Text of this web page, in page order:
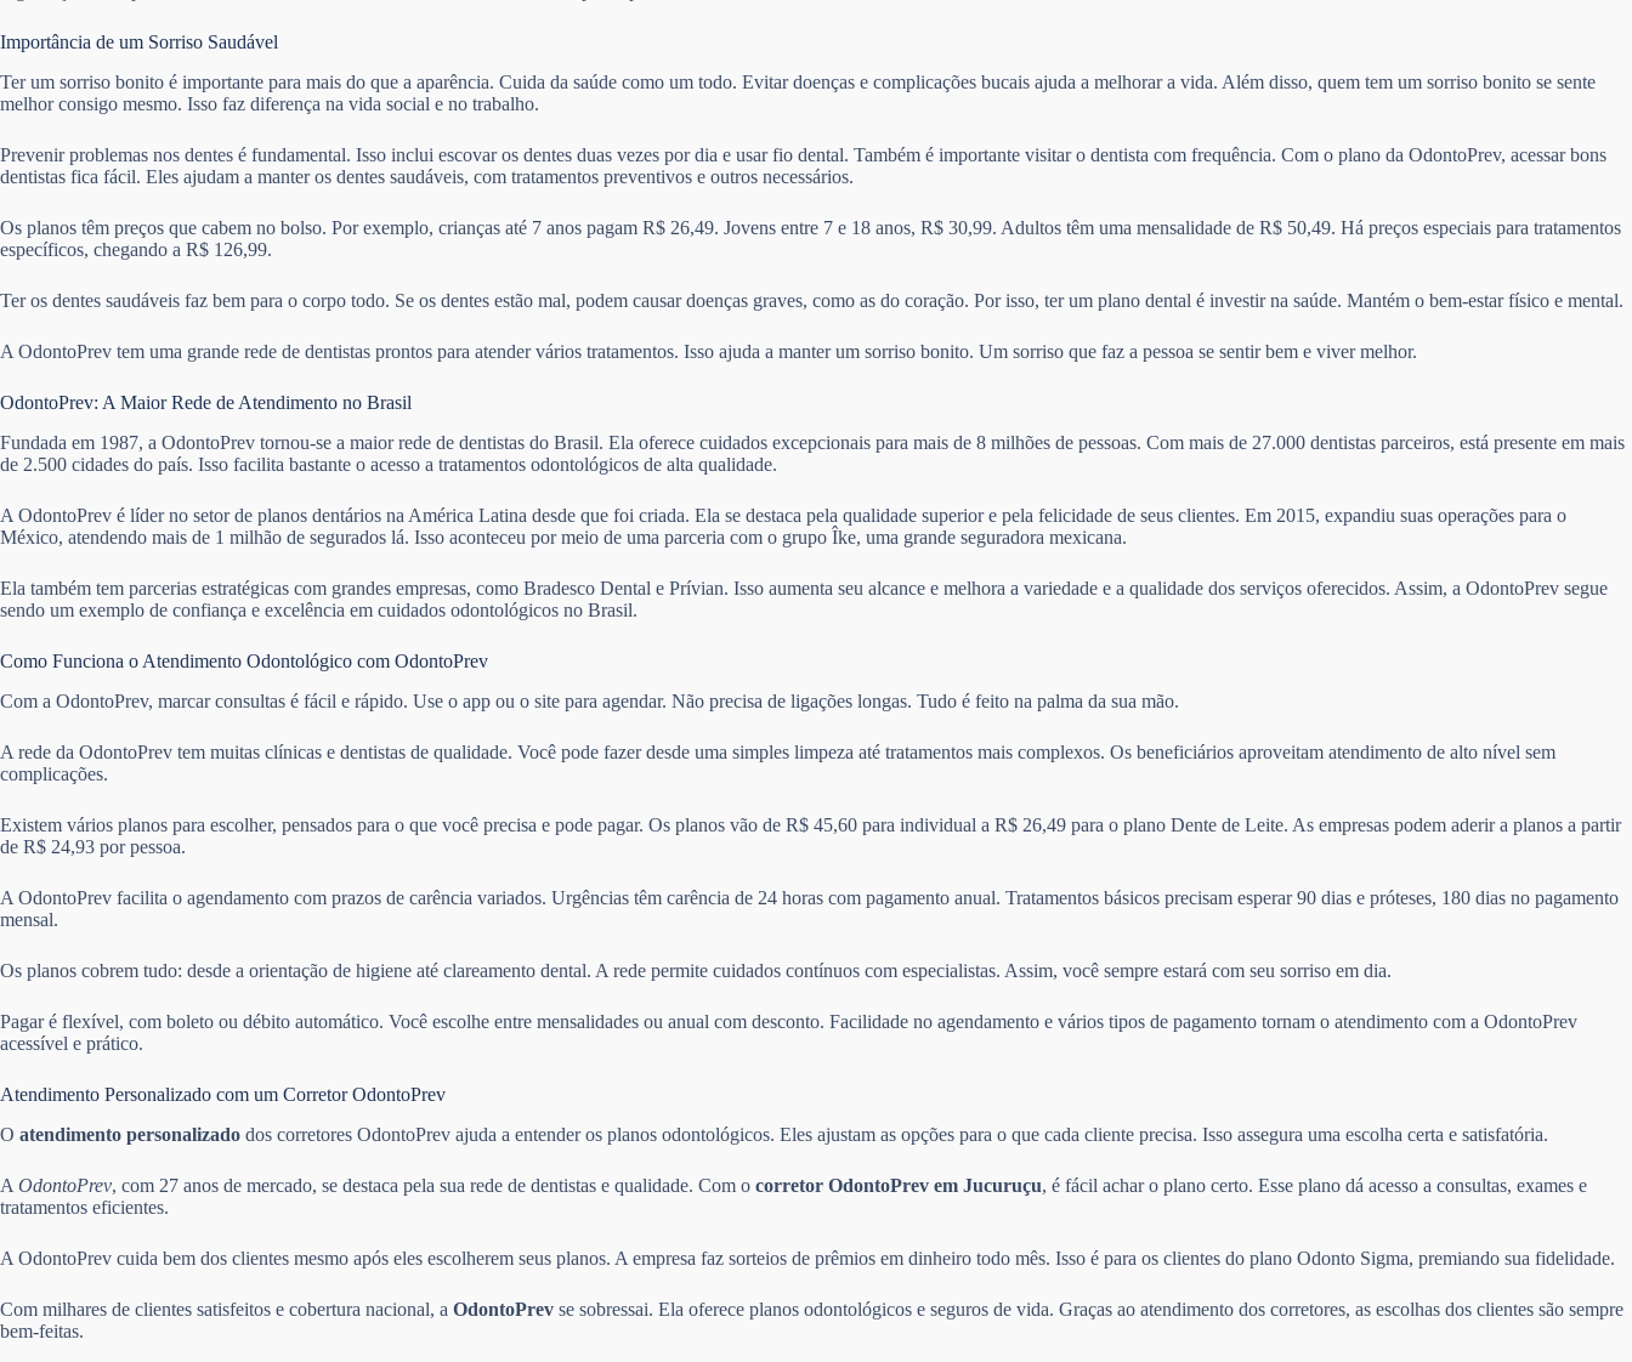
Importância de um Sorriso Saudável
Ter um sorriso bonito é importante para mais do que a aparência. Cuida da saúde como um todo. Evitar doenças e complicações bucais ajuda a melhorar a vida. Além disso, quem tem um sorriso bonito se sente
melhor consigo mesmo. Isso faz diferença na vida social e no trabalho.
Prevenir problemas nos dentes é fundamental. Isso inclui escovar os dentes duas vezes por dia e usar fio dental. Também é importante visitar o dentista com frequência. Com o plano da OdontoPrev, acessar bons
dentistas fica fácil. Eles ajudam a manter os dentes saudáveis, com tratamentos preventivos e outros necessários.
Os planos têm preços que cabem no bolso. Por exemplo, crianças até 7 anos pagam R$ 26,49. Jovens entre 7 e 18 anos, R$ 30,99. Adultos têm uma mensalidade de R$ 50,49. Há preços especiais para tratamentos
específicos, chegando a R$ 126,99.
Ter os dentes saudáveis faz bem para o corpo todo. Se os dentes estão mal, podem causar doenças graves, como as do coração. Por isso, ter um plano dental é investir na saúde. Mantém o bem-estar físico e mental.
A OdontoPrev tem uma grande rede de dentistas prontos para atender vários tratamentos. Isso ajuda a manter um sorriso bonito. Um sorriso que faz a pessoa se sentir bem e viver melhor.
OdontoPrev: A Maior Rede de Atendimento no Brasil
Fundada em 1987, a OdontoPrev tornou-se a maior rede de dentistas do Brasil. Ela oferece cuidados excepcionais para mais de 8 milhões de pessoas. Com mais de 27.000 dentistas parceiros, está presente em mais
de 2.500 cidades do país. Isso facilita bastante o acesso a tratamentos odontológicos de alta qualidade.
A OdontoPrev é líder no setor de planos dentários na América Latina desde que foi criada. Ela se destaca pela qualidade superior e pela felicidade de seus clientes. Em 2015, expandiu suas operações para o
México, atendendo mais de 1 milhão de segurados lá. Isso aconteceu por meio de uma parceria com o grupo Îke, uma grande seguradora mexicana.
Ela também tem parcerias estratégicas com grandes empresas, como Bradesco Dental e Prívian. Isso aumenta seu alcance e melhora a variedade e a qualidade dos serviços oferecidos. Assim, a OdontoPrev segue
sendo um exemplo de confiança e excelência em cuidados odontológicos no Brasil.
Como Funciona o Atendimento Odontológico com OdontoPrev
Com a OdontoPrev, marcar consultas é fácil e rápido. Use o app ou o site para agendar. Não precisa de ligações longas. Tudo é feito na palma da sua mão.
A rede da OdontoPrev tem muitas clínicas e dentistas de qualidade. Você pode fazer desde uma simples limpeza até tratamentos mais complexos. Os beneficiários aproveitam atendimento de alto nível sem
complicações.
Existem vários planos para escolher, pensados para o que você precisa e pode pagar. Os planos vão de R$ 45,60 para individual a R$ 26,49 para o plano Dente de Leite. As empresas podem aderir a planos a partir
de R$ 24,93 por pessoa.
A OdontoPrev facilita o agendamento com prazos de carência variados. Urgências têm carência de 24 horas com pagamento anual. Tratamentos básicos precisam esperar 90 dias e próteses, 180 dias no pagamento
mensal.
Os planos cobrem tudo: desde a orientação de higiene até clareamento dental. A rede permite cuidados contínuos com especialistas. Assim, você sempre estará com seu sorriso em dia.
Pagar é flexível, com boleto ou débito automático. Você escolhe entre mensalidades ou anual com desconto. Facilidade no agendamento e vários tipos de pagamento tornam o atendimento com a OdontoPrev
acessível e prático.
Atendimento Personalizado com um Corretor OdontoPrev
O atendimento personalizado dos corretores OdontoPrev ajuda a entender os planos odontológicos. Eles ajustam as opções para o que cada cliente precisa. Isso assegura uma escolha certa e satisfatória.
A OdontoPrev, com 27 anos de mercado, se destaca pela sua rede de dentistas e qualidade. Com o corretor OdontoPrev em Jucuruçu, é fácil achar o plano certo. Esse plano dá acesso a consultas, exames e
tratamentos eficientes.
A OdontoPrev cuida bem dos clientes mesmo após eles escolherem seus planos. A empresa faz sorteios de prêmios em dinheiro todo mês. Isso é para os clientes do plano Odonto Sigma, premiando sua fidelidade.
Com milhares de clientes satisfeitos e cobertura nacional, a OdontoPrev se sobressai. Ela oferece planos odontológicos e seguros de vida. Graças ao atendimento dos corretores, as escolhas dos clientes são sempre
bem-feitas.